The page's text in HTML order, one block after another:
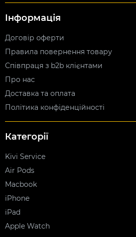
Інформація
Договір оферти
Правила повернення товару
Співпраця з b2b клієнтами
Про нас
Доставка та оплата
Політика конфіденційності
Категорії
Kivi Service
Air Pods
Macbook
iPhone
iPad
Apple Watch